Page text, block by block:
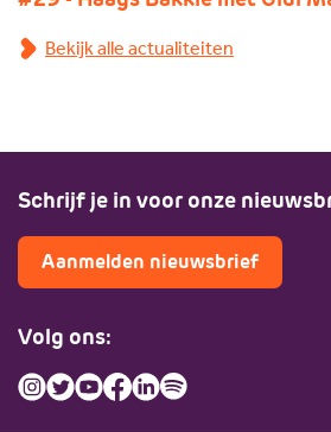
Bekijk alle actualiteiten
Schrijf je in voor onze
Aanmelden nieuwsbrief
Volg ons: